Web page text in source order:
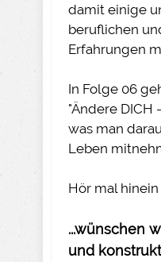
damit einige
beruflichen
Erfahrungen
In Folge 06
"Ändere DICH
was man
Leben
Hör mal hinein
...wünschen
und